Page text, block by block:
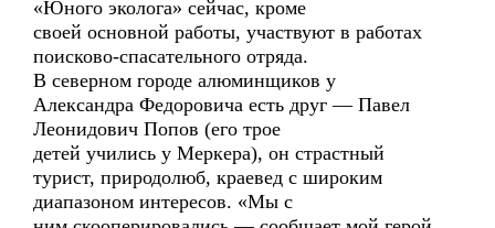
«Юного эколога» сейчас, кроме
своей основной работы, участвуют в работах
поисково-спасательного отряда.
В северном городе алюминщиков у
Александра Федоровича есть друг — Павел
Леонидович Попов (его трое
детей учились у Меркера), он страстный
турист, природолюб, краевед с широким
диапазоном интересов. «Мы с